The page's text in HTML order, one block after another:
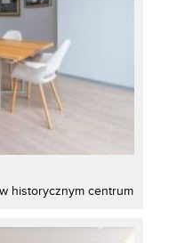
historycznym centrum